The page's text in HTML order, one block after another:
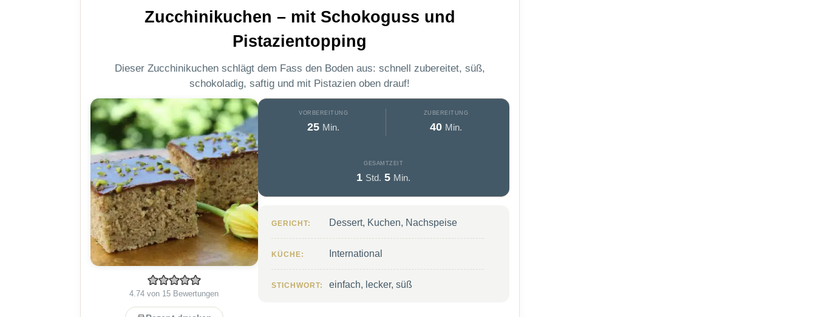
Zucchinikuchen – mit Schokoguss und
Pistazientopping
Dieser Zucchinikuchen schlägt dem Fass den Boden aus: schnell zubereitet, süß,
schokoladig, saftig und mit Pistazien oben drauf!
4.74 von 15 Bewertungen
VORBEREITUNG
25Minuten
Min.
ZUBEREITUNG
40Minuten
Min.
GESAMTZEIT
1 Stunde
Std. 5Minuten
Min.
GERICHT: Dessert, Kuchen, Nachspeise
KÜCHE: International
STICHWORT: einfach, lecker, süß